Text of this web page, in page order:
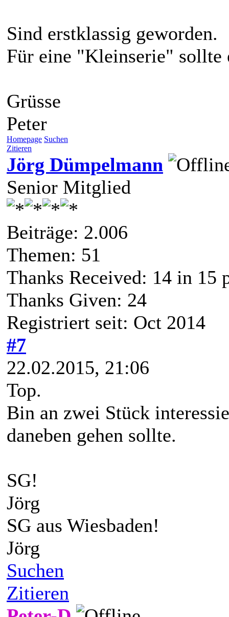
Sind erstklassig geworden.
Für eine "Kleinserie" sollte
Grüsse
Peter
Homepage Suchen
Zitieren
Jörg Dümpelmann
Senior Mitglied
Beiträge: 2.006
Themen: 51
Thanks Received: 14 in 15
Thanks Given: 24
Registriert seit: Oct 2014
#7
22.02.2015, 21:06
Top.
Bin an zwei Stück
daneben gehen sollte.
SG!
Jörg
SG aus Wiesbaden!
Jörg
Suchen
Zitieren